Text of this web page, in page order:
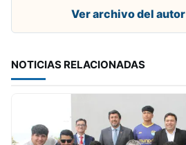
Ver archivo del autor
NOTICIAS RELACIONADAS